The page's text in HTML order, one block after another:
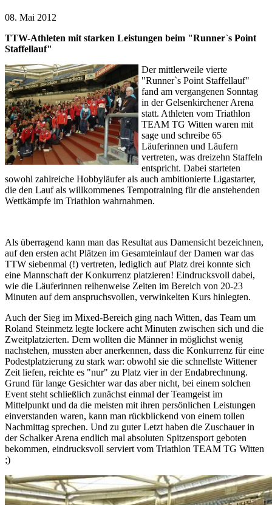
08. Mai 2012
TTW-Athleten mit starken Leistungen beim "Runner`s Point
Staffellauf"
Der mittlerweile vierte
"Runner`s Point Staffellauf"
fand am vergangenen Sonntag
in der Gelsenkirchener Arena
statt. Athleten vom Triathlon
TEAM TG Witten waren mit
sage und schreibe 65
Läuferinnen und Läufern
vertreten, was dreizehn Staffeln
entspricht. Dabei starteten
sowohl zahlreiche Hobbyläufer als auch ambitionierte Ligastarter,
die den Lauf als willkommenes Tempotraining für die anstehenden
Wettkämpfe im Triathlon wahrnahmen.
Als überragend kann man das Resultat aus Damensicht bezeichnen,
auf den ersten acht Plätzen im Gesamteinlauf der Damen war das
TTW siebenmal (!) vertreten, lediglich auf Platz drei konnte sich
eine Mannschaft der Konkurrenz platzieren! Eindrucksvoll dabei,
wie die Läuferinnen reihenweise Zeiten im Bereich von 20-23
Minuten auf dem anspruchsvollen, verwinkelten Kurs hinlegten.
Auch der Sieg im Mixed-Bereich ging nach Witten, das Team um
Roland Steinmetz legte lockere acht Minuten zwischen sich und die
Zweitplatzierten. Dem wollten die Männer in möglichst wenig
nachstehen, mussten aber anerkennen, dass die Konkurrenz für eine
Podestplatzierung zu stark war: obwohl sie die schnellste Wittener
Zeit liefen, reichte es "nur" zu Platz vier in der Endabrechnung.
Grund für lange Gesichter war das aber nicht, bei einem solchen
Event steht schließlich zunächst einmal der Teamgeist im
Mittelpunkt und da die meisten mit ihren persönlichen Leistungen
einverstanden waren, kann man rückblickend von einem tollen
Nachmittag sprechen. Und zu guter Letzt haben die Zuschauer in
der Schalker Arena endlich mal absoluten Spitzensport geboten
bekommen, eindrucksvoll serviert vom Triathlon TEAM TG Witten
;)